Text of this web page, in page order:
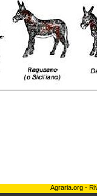
Agraria.org -